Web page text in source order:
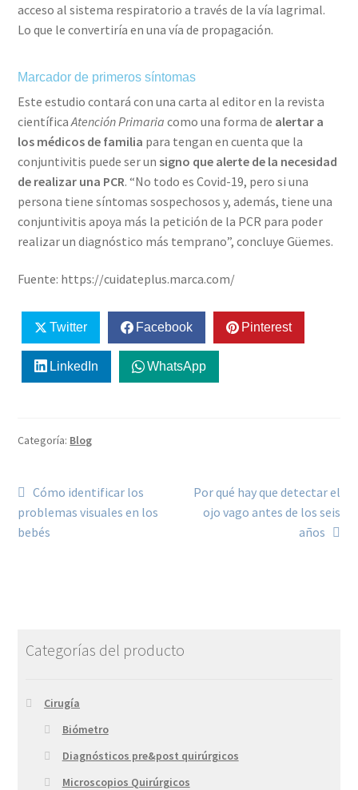
acceso al sistema respiratorio a través de la vía lagrimal.
Lo que le convertiría en una vía de propagación.
Marcador de primeros síntomas
Este estudio contará con una carta al editor en la revista
científica Atención Primariacomo una forma de alertar a
los médicos de familia para tengan en cuenta que la
conjuntivitis puede ser un signo que alerte de la necesidad
de realizar una PCR. “No todo es Covid-19, pero si una
persona tiene síntomas sospechosos y, además, tiene una
conjuntivitis apoya más la petición de la PCR para poder
realizar un diagnóstico más temprano”, concluye Güemes.
Fuente: https://cuidateplus.marca.com/
Twitter Facebook Pinterest
LinkedIn WhatsApp
Categoría: Blog
Cómo identificar los
problemas visuales en los
bebés
Por qué hay que detectar el
ojo vago antes de los seis
años
Categorías del producto
Cirugía
Biómetro
Diagnósticos pre&post quirúrgicos
Microscopios Quirúrgicos